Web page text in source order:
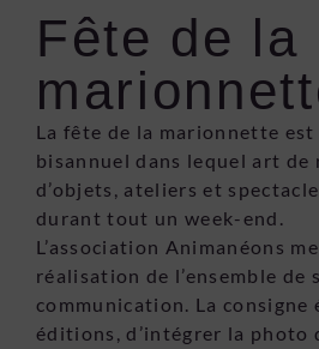
Fête de la
La fête de la marionnette
bisannuel dans lequel art de
d’objets, ateliers et
durant tout un week-end.
L’association Animanéons
réalisation de l’ensemble de
communication. La consigne
éditions, d’intégrer la photo